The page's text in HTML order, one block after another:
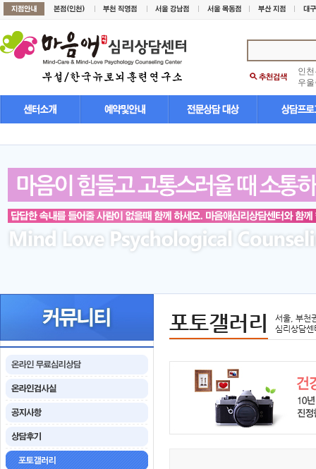
인
우
포토갤러리
서울, 부천
심리상담